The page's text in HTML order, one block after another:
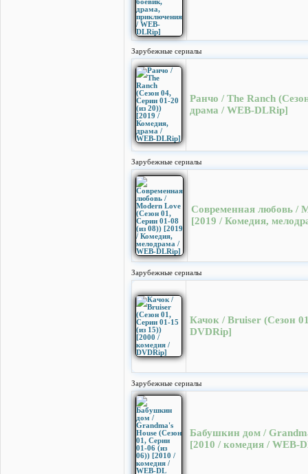
Зарубежные сериалы
Ранчо / The Ranch
драма / WEB-DLRip]
Зарубежные сериалы
Современная любовь /
[2019 / Комедия,
Зарубежные сериалы
Качок / Bruiser (Сезон
DVDRip]
Зарубежные сериалы
Бабушкин дом /
[2010 / комедия / WEB-